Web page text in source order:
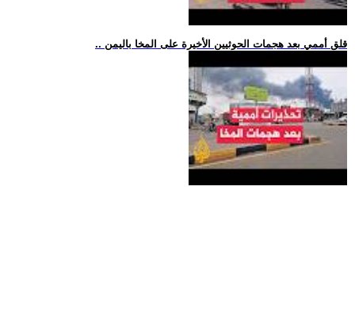
.. قلق أممي بعد هجمات الحوثيين الأخيرة على المخا باليمن